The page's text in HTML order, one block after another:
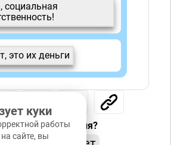
социальная
это их деньги
публикация?
куки
работы
сайте, вы